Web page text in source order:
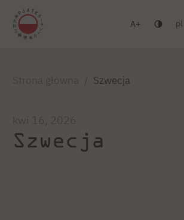
A pl
Szwecja
Szwecja